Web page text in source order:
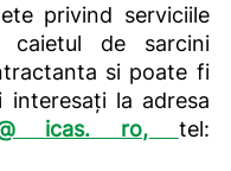
privind serviciile
caietul de sarcini
si poate fi
la adresa
icas. ro, tel: